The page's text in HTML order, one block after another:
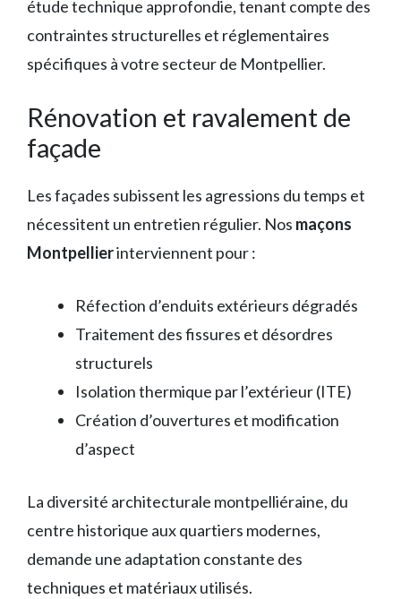
étude technique approfondie, tenant compte des
contraintes structurelles et réglementaires
spécifiques à votre secteur de Montpellier.
Rénovation et ravalement de
façade
Les façades subissent les agressions du temps et
nécessitent un entretien régulier. Nos maçons
Montpellierinterviennent pour :
Réfection d’enduits extérieurs dégradés
Traitement des fissures et désordres
structurels
Isolation thermique par l’extérieur (ITE)
Création d’ouvertures et modification
d’aspect
La diversité architecturale montpelliéraine, du
centre historique aux quartiers modernes,
demande une adaptation constante des
techniques et matériaux utilisés.